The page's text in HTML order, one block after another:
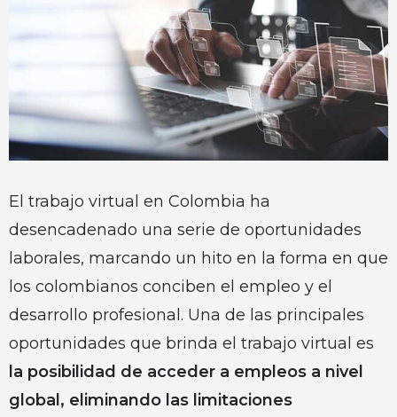
El trabajo virtual en Colombia ha
desencadenado una serie de oportunidades
laborales, marcando un hito en la forma en que
los colombianos conciben el empleo y el
desarrollo profesional. Una de las principales
oportunidades que brinda el trabajo virtual es
la posibilidad de acceder a empleos a nivel
global, eliminando las limitaciones